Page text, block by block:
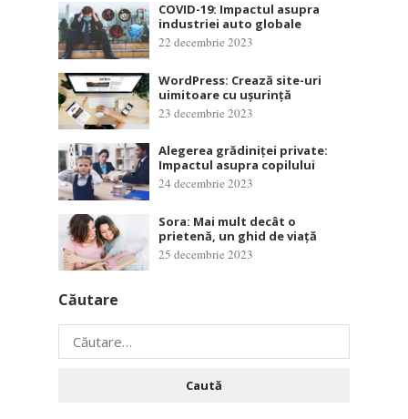
COVID-19: Impactul asupra
industriei auto globale
22 decembrie 2023
WordPress: Crează site-uri
uimitoare cu ușurință
23 decembrie 2023
Alegerea grădiniței private:
Impactul asupra copilului
24 decembrie 2023
Sora: Mai mult decât o
prietenă, un ghid de viață
25 decembrie 2023
Căutare
Caută
după: